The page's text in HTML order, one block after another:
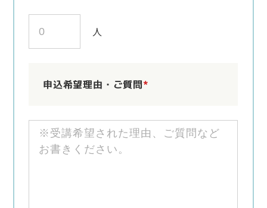
人
申込希望理由・ご質問*